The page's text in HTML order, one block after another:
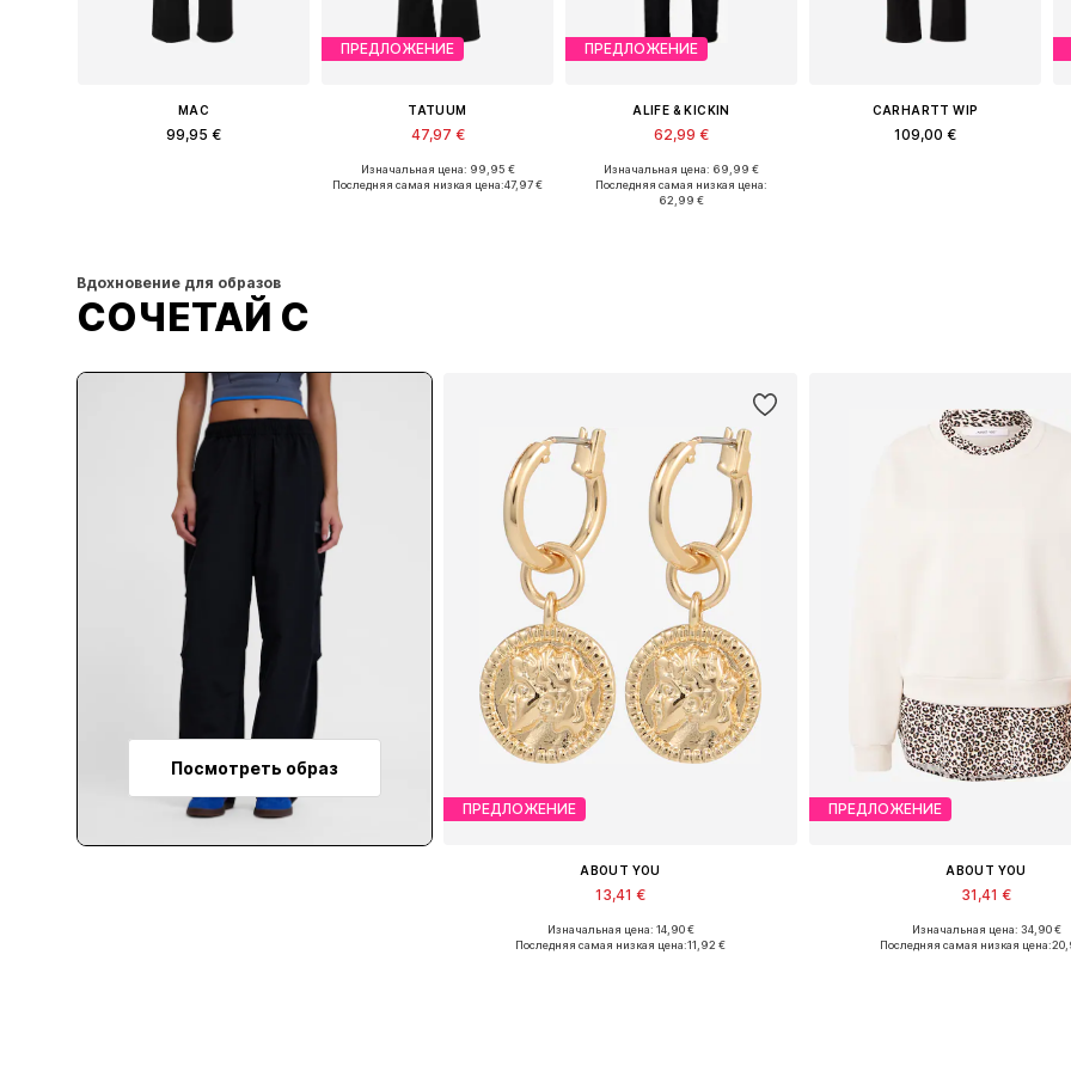
MAC
99,95 €
ПРЕДЛОЖЕНИЕ
TATUUM
47,97 €
Изначальная цена: 99,95 €
Последняя самая низкая цена:47,97 €
ПРЕДЛОЖЕНИЕ
ALIFE & KICKIN
62,99 €
Добавить в корзину
Изначальная цена: 69,99 €
Последняя самая низкая цена:
62,99 €
CARHARTT WIP
109,00 €
Вдохновение для образов
СОЧЕТАЙ С
Посмотреть образ
ПРЕДЛОЖЕНИЕ
ABOUT YOU
13,41 €
Доступные размеры: One Size
Изначальная цена: 14,90 €
Последняя самая низкая цена:11,92 €
ПРЕДЛОЖЕНИЕ
ABOUT YOU
31,41 €
Доступные размеры: XS, S, M, L,
Изначальная цена: 34,90 €
Последняя самая низкая цена: